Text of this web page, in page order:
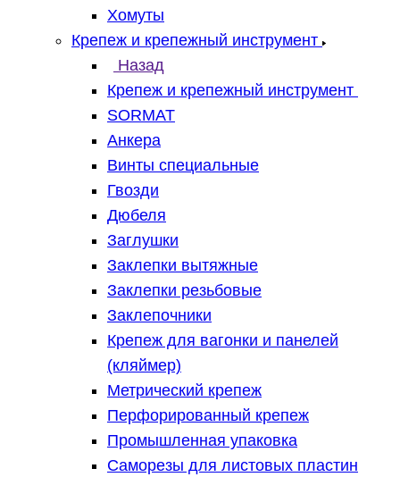
Хомуты
Крепеж и крепежный инструмент
Назад
Крепеж и крепежный инструмент
SORMAT
Анкера
Винты специальные
Гвозди
Дюбеля
Заглушки
Заклепки вытяжные
Заклепки резьбовые
Заклепочники
Крепеж для вагонки и панелей
(кляймер)
Метрический крепеж
Перфорированный крепеж
Промышленная упаковка
Саморезы для листовых пластин